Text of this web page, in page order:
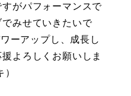
がパフォーマンスで
みせていきたいで
ーアップし、成長し
よろしくお願いしま